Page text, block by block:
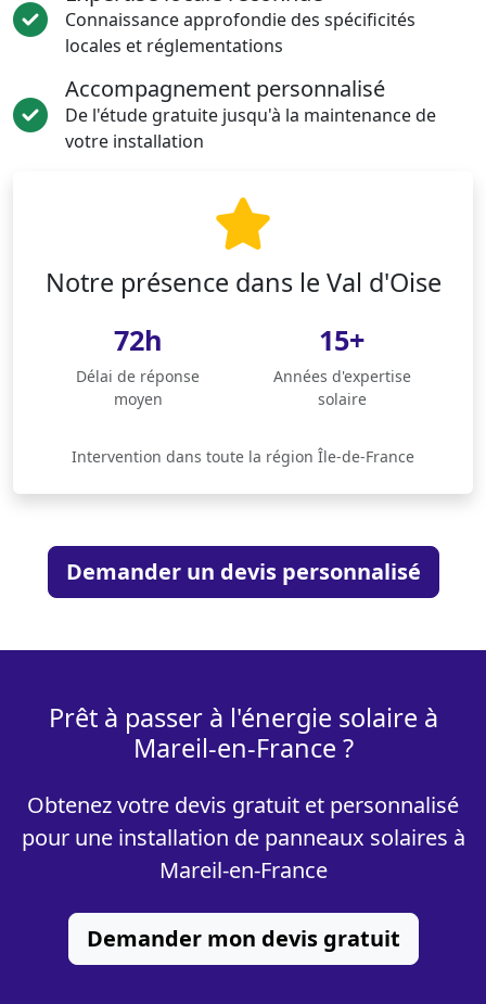
Connaissance approfondie des spécificités
locales et réglementations
Accompagnement personnalisé
De l'étude gratuite jusqu'à la maintenance de
votre installation
Notre présence dans le Val d'Oise
72h
Délai de réponse
moyen
15+
Années d'expertise
solaire
Intervention dans toute la région Île-de-France
Demander un devis personnalisé
Prêt à passer à l'énergie solaire à
Mareil-en-France ?
Obtenez votre devis gratuit et personnalisé
pour une installation de panneaux solaires à
Mareil-en-France
Demander mon devis gratuit